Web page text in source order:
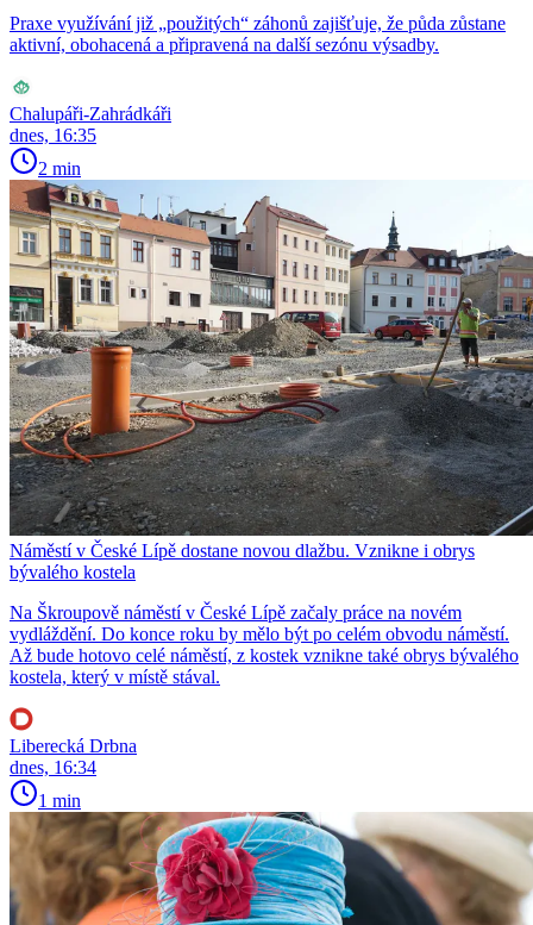
Praxe využívání již „použitých“ záhonů zajišťuje, že půda zůstane
aktivní, obohacená a připravená na další sezónu výsadby.
Chalupáři-Zahrádkáři
dnes, 16:35
2 min
Náměstí v České Lípě dostane novou dlažbu. Vznikne i obrys
bývalého kostela
Na Škroupově náměstí v České Lípě začaly práce na novém
vydláždění. Do konce roku by mělo být po celém obvodu náměstí.
Až bude hotovo celé náměstí, z kostek vznikne také obrys bývalého
kostela, který v místě stával.
Liberecká Drbna
dnes, 16:34
1 min